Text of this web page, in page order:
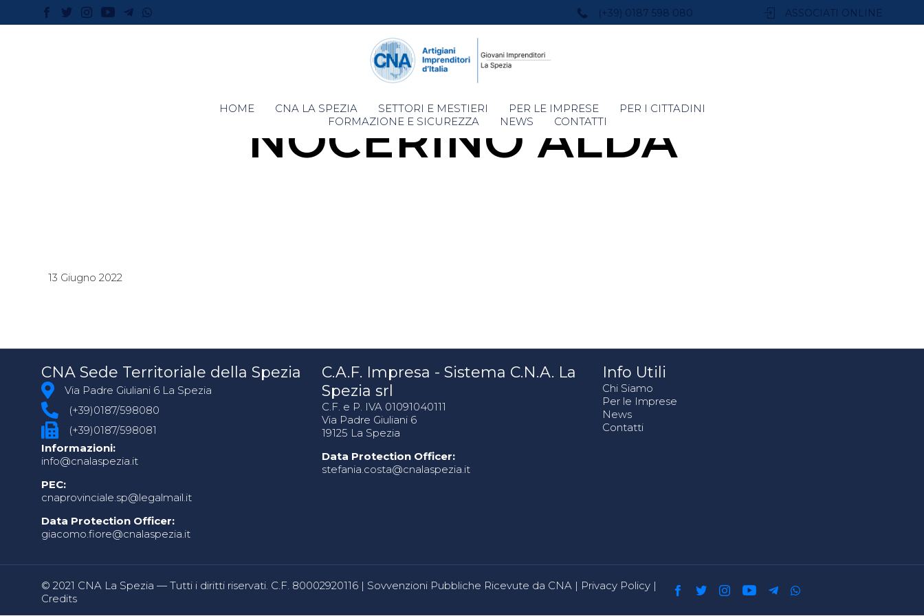
(+39) 0187 598 080 ASSOCIATI ONLINE
Skip
to
HOME CNA LA SPEZIA SETTORI E MESTIERI PER LE IMPRESE
PER I CITTADINI
FORMAZIONE E SICUREZZA
NEWS CONTATTI
NOCERINO ALDA
13 Giugno 2022
CNA Sede Territoriale della Spezia
Via Padre Giuliani 6 La Spezia
(+39)0187/598080
(+39)0187/598081
Informazioni:
info@cnalaspezia.it
PEC:
cnaprovinciale.sp@legalmail.it
Data Protection Officer:
giacomo.fiore@cnalaspezia.it
C.A.F. Impresa - Sistema C.N.A. La
Spezia srl
C.F. e P. IVA 01091040111
Via Padre Giuliani 6
19125 La Spezia
Data Protection Officer:
stefania.costa@cnalaspezia.it
Info Utili
Chi Siamo
Per le Imprese
News
Contatti
© 2021 CNA La Spezia — Tutti i diritti riservati. C.F. 80002920116 | Sovvenzioni Pubbliche Ricevute da CNA | Privacy Policy |
Credits